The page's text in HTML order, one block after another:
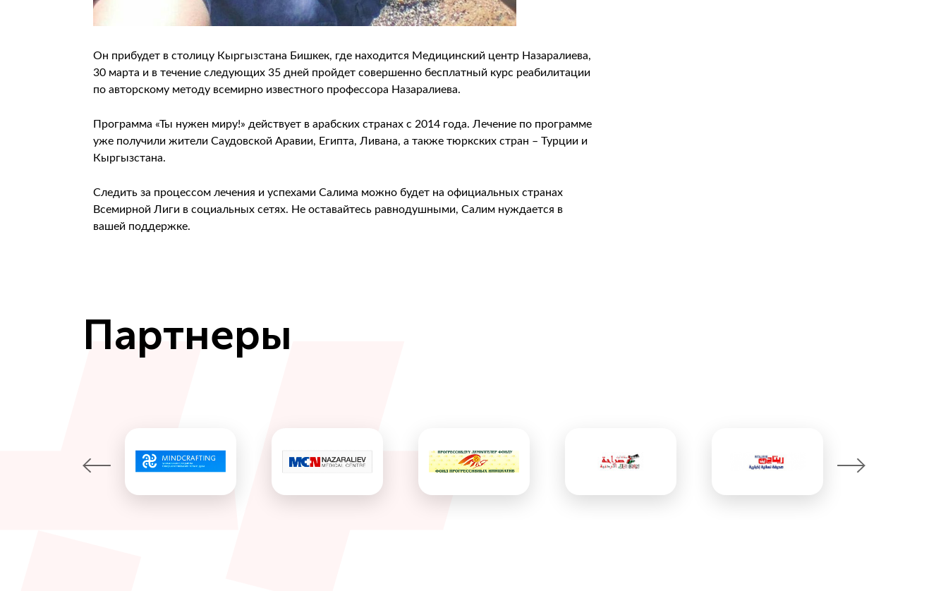
Он прибудет в столицу Кыргызстана Бишкек, где находится Медицинский центр Назаралиева,
30 марта и в течение следующих 35 дней пройдет совершенно бесплатный курс реабилитации
по авторскому методу всемирно известного профессора Назаралиева.
Программа «Ты нужен миру!» действует в арабских странах с 2014 года. Лечение по программе
уже получили жители Саудовской Аравии, Египта, Ливана, а также тюркских стран – Турции и
Кыргызстана.
Следить за процессом лечения и успехами Салима можно будет на официальных странах
Всемирной Лиги в социальных сетях. Не оставайтесь равнодушными, Салим нуждается в
вашей поддержке.
Партнеры